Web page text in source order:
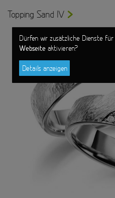
Topping Sand IV
Dürfen wir zusätzliche Dienste für
Webseite aktivieren?
Details anzeigen